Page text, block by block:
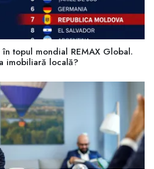
topul mondial REMAX Global.
imobiliară locală?